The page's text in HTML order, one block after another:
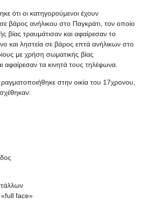
ότι οι κατηγορούμενοι έχουν
σε βάρος ανήλικου στο Παγκράτι, τον οποίο
βίας τραυμάτισαν και αφαίρεσαν το
και ληστεία σε βάρος επτά ανήλικων στο
με χρήση σωματικής βίας
αφαίρεσαν τα κινητά τους τηλέφωνα.
στην οικία του 17χρονου,
face»